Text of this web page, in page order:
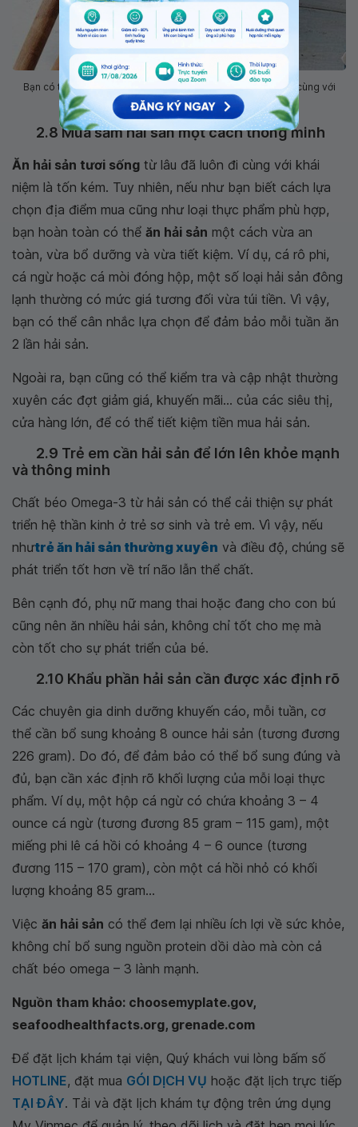
Bạn có thể thử chế biến sò điệp nướng, tôm hay cua... và ăn cùng với
salad
2.8 Mua sắm hải sản một cách thông minh
Ăn hải sản tươi sống từ lâu đã luôn đi cùng với khái
niệm là tốn kém. Tuy nhiên, nếu như bạn biết cách lựa
chọn địa điểm mua cũng như loại thực phẩm phù hợp,
bạn hoàn toàn có thể ăn hải sản một cách vừa an
toàn, vừa bổ dưỡng và vừa tiết kiệm. Ví dụ, cá rô phi,
cá ngừ hoặc cá mòi đóng hộp, một số loại hải sản đông
lạnh thường có mức giá tương đối vừa túi tiền. Vì vậy,
bạn có thể cân nhắc lựa chọn để đảm bảo mỗi tuần ăn
2 lần hải sản.
Ngoài ra, bạn cũng có thể kiểm tra và cập nhật thường
xuyên các đợt giảm giá, khuyến mãi... của các siêu thị,
cửa hàng lớn, để có thể tiết kiệm tiền mua hải sản.
2.9 Trẻ em cần hải sản để lớn lên khỏe mạnh
và thông minh
Chất béo Omega-3 từ hải sản có thể cải thiện sự phát
triển hệ thần kinh ở trẻ sơ sinh và trẻ em. Vì vậy, nếu
nhưtrẻ ăn hải sản thường xuyên và điều độ, chúng sẽ
phát triển tốt hơn về trí não lẫn thể chất.
Bên cạnh đó, phụ nữ mang thai hoặc đang cho con bú
cũng nên ăn nhiều hải sản, không chỉ tốt cho mẹ mà
còn tốt cho sự phát triển của bé.
2.10 Khẩu phần hải sản cần được xác định rõ
Các chuyên gia dinh dưỡng khuyến cáo, mỗi tuần, cơ
thể cần bổ sung khoảng 8 ounce hải sản (tương đương
226 gram). Do đó, để đảm bảo có thể bổ sung đúng và
đủ, bạn cần xác định rõ khối lượng của mỗi loại thực
phẩm. Ví dụ, một hộp cá ngừ có chứa khoảng 3 – 4
ounce cá ngừ (tương đương 85 gram – 115 gam), một
miếng phi lê cá hồi có khoảng 4 – 6 ounce (tương
đương 115 – 170 gram), còn một cá hồi nhỏ có khối
lượng khoảng 85 gram...
Việc ăn hải sản có thể đem lại nhiều ích lợi về sức khỏe,
không chỉ bổ sung nguồn protein dồi dào mà còn cả
chất béo omega – 3 lành mạnh.
Nguồn tham khảo: choosemyplate.gov,
seafoodhealthfacts.org, grenade.com
Để đặt lịch khám tại viện, Quý khách vui lòng bấm số
HOTLINE, đặt mua GÓI DỊCH VỤ hoặc đặt lịch trực tiếp
TẠI ĐÂY. Tải và đặt lịch khám tự động trên ứng dụng